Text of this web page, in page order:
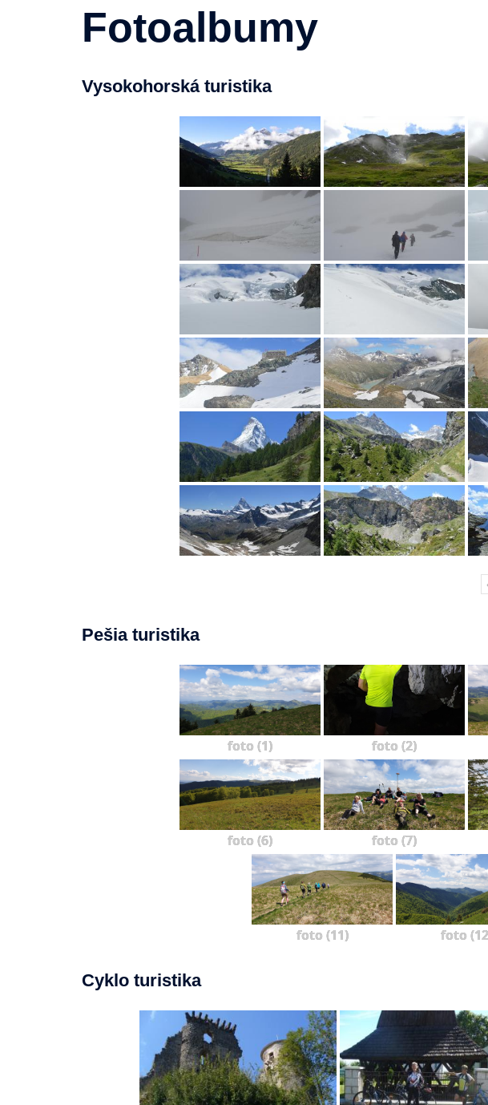
Fotoalbumy
Vysokohorská turistika
Pešia turistika
foto (1) foto (2)
foto (6) foto (7)
foto (11) foto
Cyklo turistika